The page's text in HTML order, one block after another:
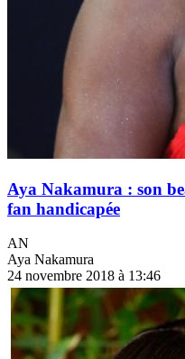
Aya Nakamura : son
fan handicapée
AN
Aya Nakamura
24 novembre 2018 à 13:46